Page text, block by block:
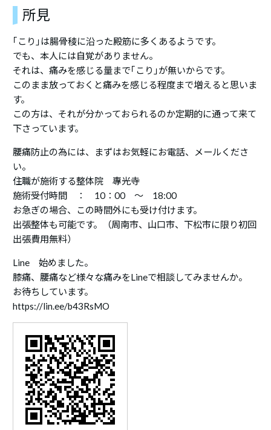
所見
｢こり｣は腸骨稜に沿った殿筋に多くあるようです。
でも、本人には自覚がありません。
それは、痛みを感じる量まで｢こり｣が無いからです。
このまま放っておくと痛みを感じる程度まで増えると思いま
す。
この方は、それが分かっておられるのか定期的に通って来て
下さっています。
腰痛防止の為には、まずはお気軽にお電話、メールくださ
い。
住職が施術する整体院 專光寺
施術受付時間 ： 10：00 ～ 18:00
お急ぎの場合、この時間外にも受け付けます。
出張整体も可能です。（周南市、山口市、下松市に限り初回
出張費用無料）
Line 始めました。
膝痛、腰痛など様々な痛みをLineで相談してみませんか。
お待ちしています。
https://lin.ee/b43RsMO